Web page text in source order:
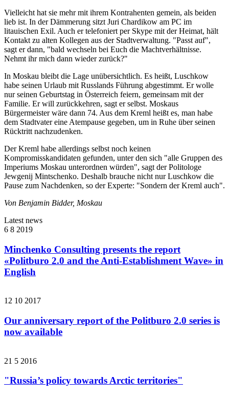
Vielleicht hat sie mehr mit ihrem Kontrahenten gemein, als beiden
lieb ist. In der Dämmerung sitzt Juri Chardikow am PC im
litauischen Exil. Auch er telefoniert per Skype mit der Heimat, hält
Kontakt zu alten Kollegen aus der Stadtverwaltung. "Passt auf",
sagt er dann, "bald wechseln bei Euch die Machtverhältnisse.
Nehmt ihr mich dann wieder zurück?"
In Moskau bleibt die Lage unübersichtlich. Es heißt, Luschkow
habe seinen Urlaub mit Russlands Führung abgestimmt. Er wolle
nur seinen Geburtstag in Österreich feiern, gemeinsam mit der
Familie. Er will zurückkehren, sagt er selbst. Moskaus
Bürgermeister wäre dann 74. Aus dem Kreml heißt es, man habe
dem Stadtvater eine Atempause gegeben, um in Ruhe über seinen
Rücktritt nachzudenken.
Der Kreml habe allerdings selbst noch keinen
Kompromisskandidaten gefunden, unter den sich "alle Gruppen des
Imperiums Moskau unterordnen würden", sagt der Politologe
Jewgenij Mintschenko. Deshalb brauche nicht nur Luschkow die
Pause zum Nachdenken, so der Experte: "Sondern der Kreml auch".
Von Benjamin Bidder, Moskau
Latest news
6 8 2019
Minchenko Consulting presents the report
«Politburo 2.0 and the Anti-Establishment Wave» in
English
12 10 2017
Our anniversary report of the Politburo 2.0 series is
now available
21 5 2016
"Russia’s policy towards Arctic territories"